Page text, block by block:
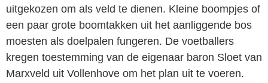
uitgekozen om als veld te dienen. Kleine boompjes of
een paar grote boomtakken uit het aanliggende bos
moesten als doelpalen fun­geren. De voetballers
kregen toestemming van de eigenaar baron Sloet van
Marxveld uit Vollenhove om het plan uit te voeren.